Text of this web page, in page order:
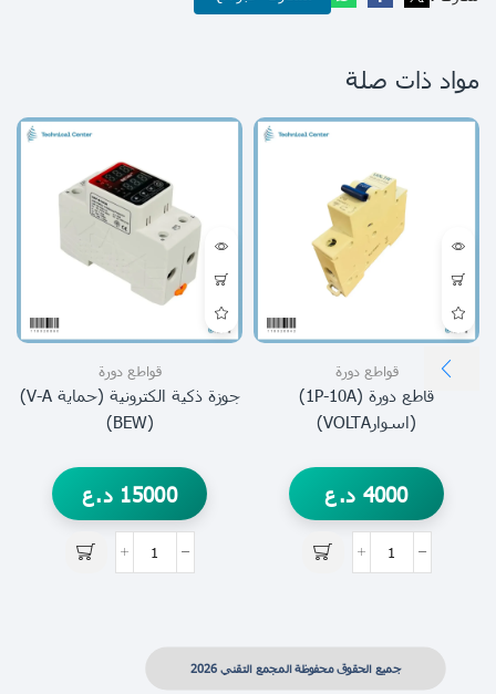
مواد ذات صلة
قواطع دورة
قاطع دورة (1P-10A)
(اسوارVOLTA)
4000 د.ع
قواطع دورة
جوزة ذكية الكترونية (حماية V-A)
(BEW)
15000 د.ع
جميع الحقوق محفوظة المجمع التقني 2026